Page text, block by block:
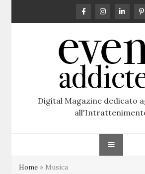
Digital Magazine dedicato
Home » Musica